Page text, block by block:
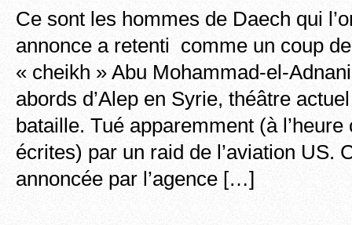
Ce sont les hommes de Daech qui
annonce a retenti comme un coup
« cheikh » Abu Mohammad-el-
abords d’Alep en Syrie, théâtre
bataille. Tué apparemment (à
écrites) par un raid de l’aviation US.
annoncée par l’agence […]